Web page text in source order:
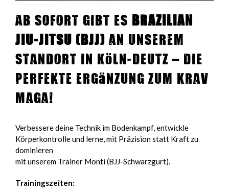
Ab sofort gibt es Brazilian
Jiu-Jitsu (BJJ)an unserem
Standort in Köln-Deutz – die
perfekte Ergänzung zum Krav
Maga!
Verbessere deine Technik im Bodenkampf, entwickle
Körperkontrolle und lerne, mit Präzision statt Kraft zu
dominieren
mit unserem Trainer Monti (BJJ-Schwarzgurt).
Trainingszeiten: